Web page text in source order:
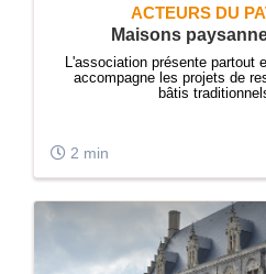
ACTEURS DU
Maisons
L'association présente partout
accompagne les projets de
bâtis
2 min